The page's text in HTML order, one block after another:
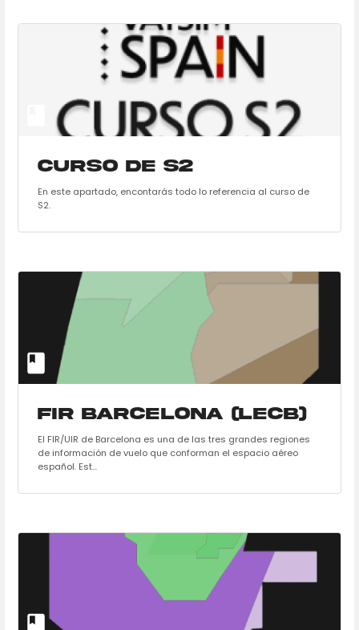
Curso de S2
En este apartado, encontarás todo lo referencia al curso de
S2.
FIR Barcelona (LECB)
El FIR/UIR de Barcelona es una de las tres grandes regiones
de información de vuelo que conforman el espacio aéreo
español. Est...